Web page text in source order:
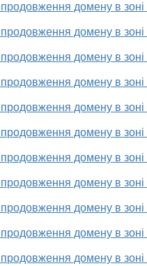
продовження домену в зоні
продовження домену в зоні
продовження домену в зоні
продовження домену в зоні
продовження домену в зоні
продовження домену в зоні
продовження домену в зоні
продовження домену в зоні
продовження домену в зоні
продовження домену в зоні
продовження домену в зоні